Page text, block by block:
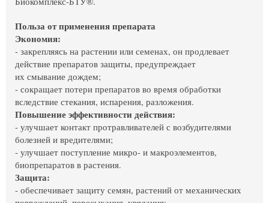
Польза от применения препарата
Экономия:
- закрепляясь на растении или семенах, он продлевает
действие препаратов защиты, предупреждает
их смывание дождем;
- сокращает потери препаратов во время обработки
вследствие стекания, испарения, разложения.
Повышение эффективности действия:
- улучшает контакт протравливателей с возбудителями
болезней и вредителями;
- улучшает поступление микро- и макроэлементов,
биопрепаратов в растения.
Защита:
- обеспечивает защиту семян, растений от механических